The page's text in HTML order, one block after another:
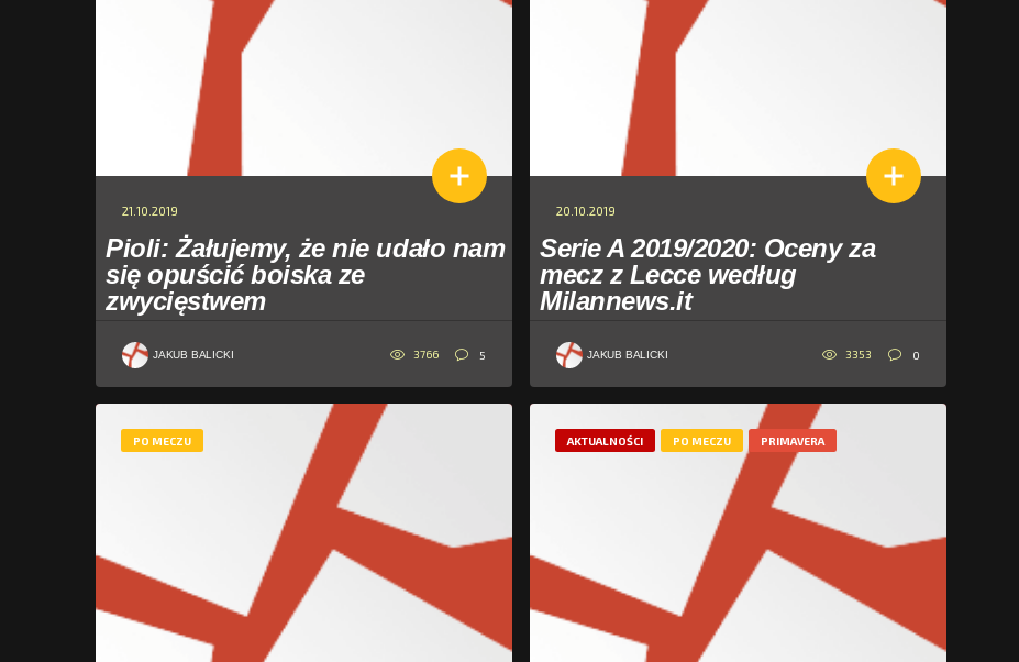
21.10.2019
Pioli: Żałujemy, że nie udało nam
się opuścić boiska ze
zwycięstwem
JAKUB BALICKI 3766 5
20.10.2019
Serie A 2019/2020: Oceny za
mecz z Lecce według
Milannews.it
JAKUB BALICKI 3353 0
PO MECZU AKTUALNOŚCI PO MECZU PRIMAVERA